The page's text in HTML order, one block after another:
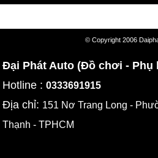
© Copyright 2006
Đại Phát Auto (Đồ chơi - Phụ
Hotline :0333691915
Địa chỉ: 151 Nơ Trang Long -
Thạnh - TPHCM